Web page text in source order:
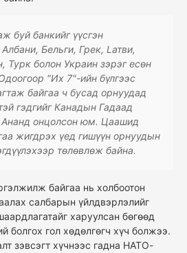
буй банкийг үүсгэн
Бельги, Грек, Lатви,
болон Украин зэрэг есөн
"Их 7"-ийн бүлгээс
байгаа ч бусад орнуудад
гэдгийг Канадын Гадаад
Ананд онцолсон юм. Цаашид
жигдрэх үед гишүүн орнуудын
төлөвлөж байна.
байгаа нь холбоотон
салбарын үйлдвэрлэлийг
харуулсан бөгөөд
болгох гол хөдөлгөгч хүч болжээ.
зэвсэгт хүчнээс гадна НАТО-